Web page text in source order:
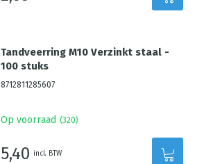
Tandveerring M10 Verzinkt staal -
100 stuks
8712811285607
Op voorraad (320)
5,40 incl. BTW